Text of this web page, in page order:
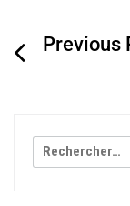
Navigation
Rechercher :